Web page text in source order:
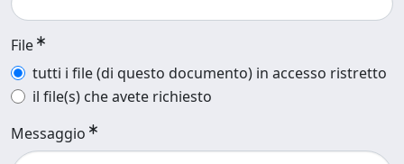
File
tutti i file (di questo documento) in accesso ristretto
il file(s) che avete richiesto
Messaggio